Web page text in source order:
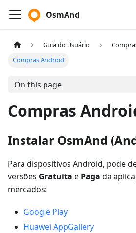
OsmAnd
Guia do Usuário
Compras Android
On this page
Compras
Instalar OsmAnd
Para dispositivos Android, pode
versões Gratuita e Paga da
mercados:
Google Play
Huawei AppGallery